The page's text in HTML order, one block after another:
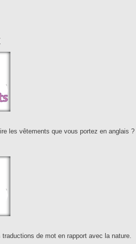
les vêtements que vous portez en
de mot en rapport avec la nature.